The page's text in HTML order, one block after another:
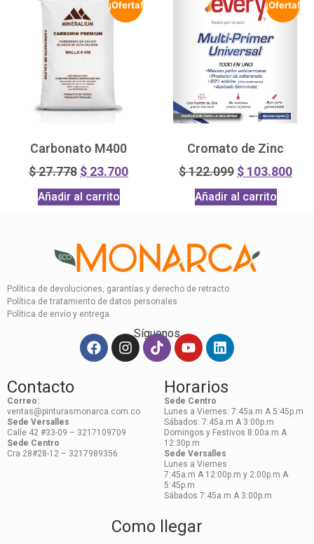
¡Oferta!
Carbonato M400
$27.778 $ 23.700
Añadir al carrito
¡Oferta!
Cromato de Zinc
$122.099 $ 103.800
Añadir al carrito
Política de devoluciones, garantías y derecho de retracto
Política de tratamiento de datos personales.
Política de envío y entrega.
Síguenos
Contacto
Correo:
ventas@pinturasmonarca.com.co
Sede Versalles
Calle 42 #33-09 – 3217109709
Sede Centro
Cra 28#28-12 – 3217989356
Horarios
Sede Centro
Lunes a Viernes: 7:45a.m A 5:45p.m
Sábados: 7:45a.m A 3:00p.m
Domingos y Festivos 8:00a.m A
12:30p.m
Sede Versalles
Lunes a Viernes
7:45a.m A 12:00p.m y 2:00p.m A
5:45p.m
Sábados 7:45a.m A 3:00p.m
Como llegar